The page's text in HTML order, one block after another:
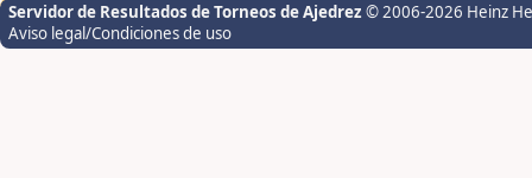
Servidor de Resultados de Torneos de Ajedrez © 2006-2026 Heinz
Aviso legal/Condiciones de uso